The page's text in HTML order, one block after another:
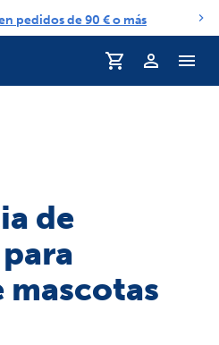
pedidos de 90 € o más
Perfil
de
mascotas